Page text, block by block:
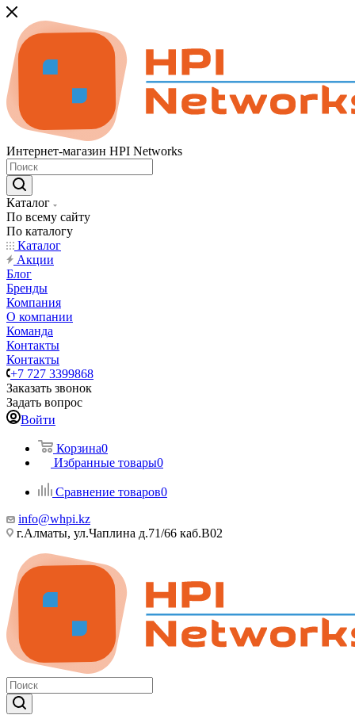
Интернет-магазин HPI Networks
Каталог
По всему сайту
По каталогу
Каталог
Акции
Блог
Бренды
Компания
О компании
Команда
Контакты
Контакты
+7 727 3399868
Заказать звонок
Задать вопрос
Войти
Корзина0
Избранные товары0
Сравнение товаров0
info@whpi.kz
г.Алматы, ул.Чаплина д.71/66 каб.B02